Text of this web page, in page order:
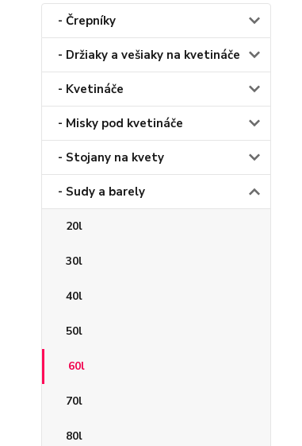
- Črepníky
- Držiaky a vešiaky na kvetináče
- Kvetináče
- Misky pod kvetináče
- Stojany na kvety
- Sudy a barely
20l
30l
40l
50l
60l
70l
80l